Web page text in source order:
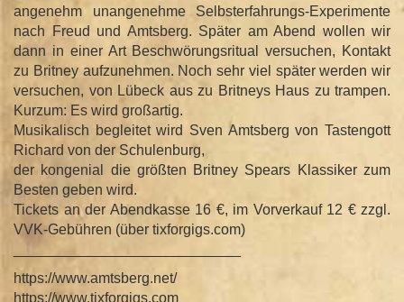
angenehm unangenehme Selbsterfahrungs-Experimente
nach Freud und Amtsberg. Später am Abend wollen wir
dann in einer Art Beschwörungsritual versuchen, Kontakt
zu Britney aufzunehmen. Noch sehr viel später werden wir
versuchen, von Lübeck aus zu Britneys Haus zu trampen.
Kurzum: Es wird großartig.
Musikalisch begleitet wird Sven Amtsberg von Tastengott
Richard von der Schulenburg,
der kongenial die größten Britney Spears Klassiker zum
Besten geben wird.
Tickets an der Abendkasse 16 €, im Vorverkauf 12 € zzgl.
VVK-Gebühren (über tixforgigs.com)
https://www.amtsberg.net/
https://www.tixforgigs.com